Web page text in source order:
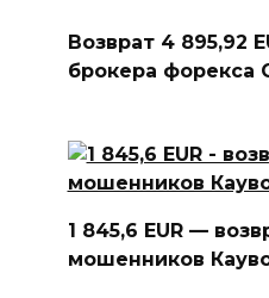
Возврат 4 895,92
брокера форекса
1 845,6 EUR —
мошенников